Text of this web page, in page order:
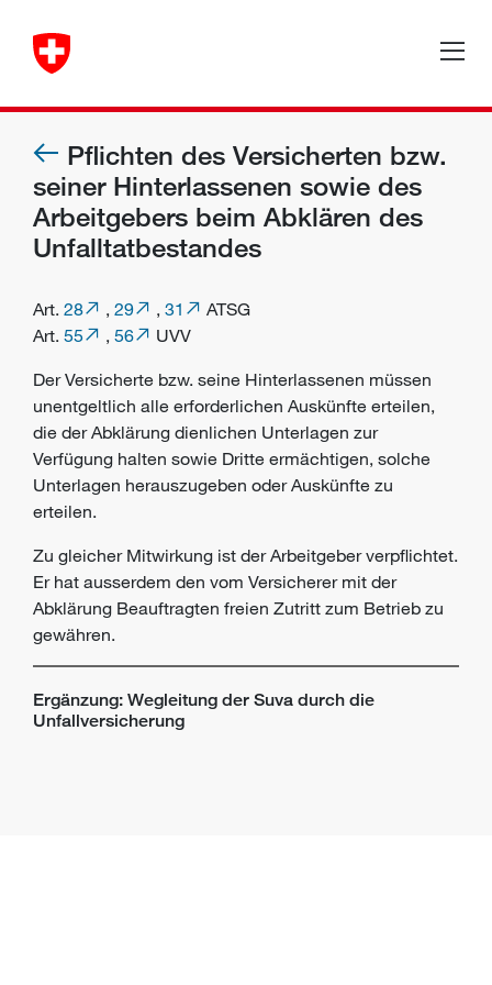
Pflichten des Versicherten bzw.
seiner Hinterlassenen sowie des
Arbeitgebers beim Abklären des
Unfalltatbestandes
Art. 28 , 29 , 31
ATSG
Art. 55 , 56
UVV
Der Versicherte bzw. seine Hinterlassenen müssen
unentgeltlich alle erforderlichen Auskünfte erteilen,
die der Abklärung dienlichen Unterlagen zur
Verfügung halten sowie Dritte ermächtigen, solche
Unterlagen herauszugeben oder Auskünfte zu
erteilen.
Zu gleicher Mitwirkung ist der Arbeitgeber verpflichtet.
Er hat ausserdem den vom Versicherer mit der
Abklärung Beauftragten freien Zutritt zum Betrieb zu
gewähren.
Ergänzung: Wegleitung der Suva durch die
Unfallversicherung